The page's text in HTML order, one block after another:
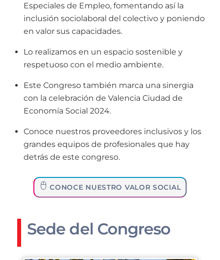
Especiales de Empleo, fomentando así la
inclusión sociolaboral del colectivo y poniendo
en valor sus capacidades.
Lo realizamos en un espacio sostenible y
respetuoso con el medio ambiente.
Este Congreso también marca una sinergia
con la celebración de Valencia Ciudad de
Economía Social 2024.
Conoce nuestros proveedores inclusivos y los
grandes equipos de profesionales que hay
detrás de este congreso.
CONOCE NUESTRO VALOR SOCIAL
Sede del Congreso